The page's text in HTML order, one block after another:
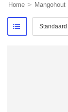
Home > Mangohout